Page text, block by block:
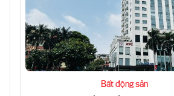
Bất động sản